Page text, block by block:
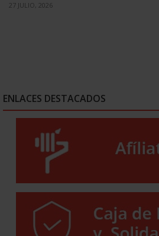
27 JULIO, 2026
ENLACES DESTACADOS